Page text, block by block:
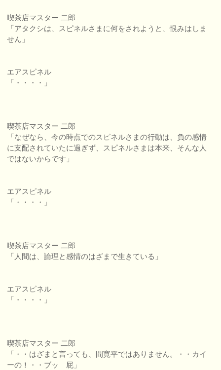
喫茶店マスター 二郎
「アタクシは、スピネルさまに何をされようと、恨みはしま
せん」
エアスピネル
「・・・・」
喫茶店マスター 二郎
「なぜなら、今の時点でのスピネルさまの行動は、負の感情
に支配されていたに過ぎず、スピネルさまは本来、そんな人
ではないからです」
エアスピネル
「・・・・」
喫茶店マスター 二郎
「人間は、論理と感情のはざまで生きている」
エアスピネル
「・・・・」
喫茶店マスター 二郎
「・・はざまと言っても、間寛平ではありません。・・カイ
ーの！・・ブッ 屁」